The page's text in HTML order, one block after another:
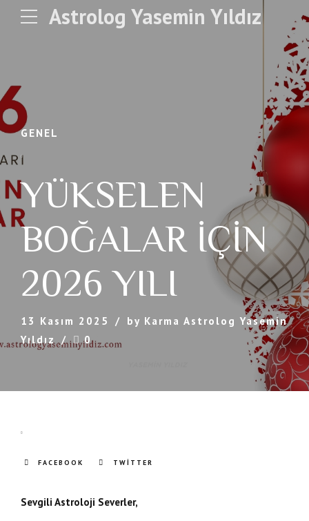
Astrolog Yasemin Yıldız
GENEL
YÜKSELEN
BOĞALAR İÇİN
2026 YILI
13 Kasım 2025
by Karma Astrolog Yasemin
Yıldız
0
FACEBOOK TWITTER
Sevgili Astroloji Severler,